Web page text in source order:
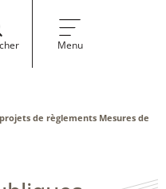
Menu
de règlements Mesures de